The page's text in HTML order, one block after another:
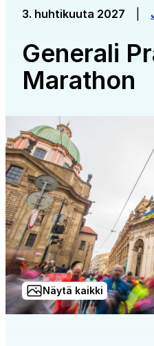
3. huhtikuuta 2027
Generali
Marathon
Näytä kaikki